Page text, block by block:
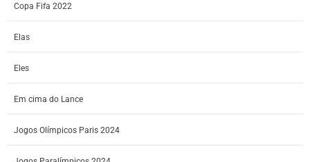
Copa Fifa 2022
Elas
Eles
Em cima do Lance
Jogos Olímpicos Paris 2024